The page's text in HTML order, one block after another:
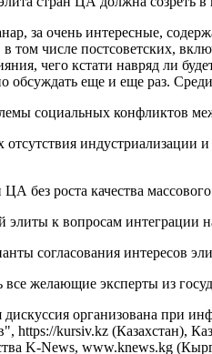
за очень интересные,
том числе постсоветских,
чего кстати навряд ли
обсуждать еще и еще раз.
социальных конфликтов
индустриализации
ЦА без роста качества
к вопросам интеграции
согласования интересов
желающие эксперты из
дискуссия организована
https://kursiv.kz (Казахстан),
K-News, www.knews.kg